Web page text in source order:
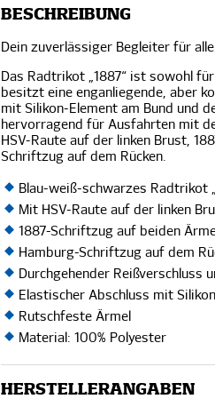
BESCHREIBUNG
Dein zuverlässiger Begleiter für
Das Radtrikot „1887“ ist sowohl
besitzt eine enganliegende, aber
mit Silikon-Element am Bund und
hervorragend für Ausfahrten mit
HSV-Raute auf der linken Brust,
Schriftzug auf dem Rücken.
Blau-weiß-schwarzes Radtrikot
Mit HSV-Raute auf der linken
1887-Schriftzug auf beiden
Hamburg-Schriftzug auf dem
Durchgehender Reißverschluss
Elastischer Abschluss mit
Rutschfeste Ärmel
Material: 100% Polyester
HERSTELLERANGABEN